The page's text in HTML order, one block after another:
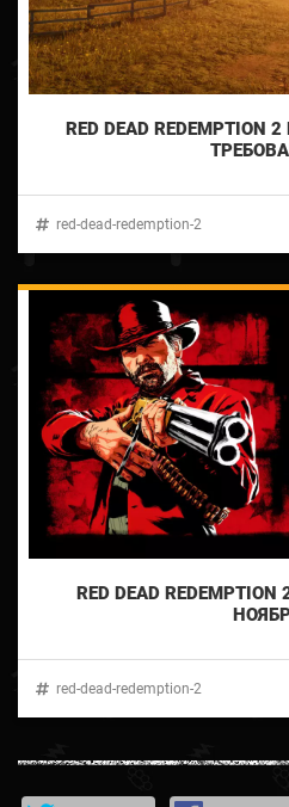
RED DEAD
red-dead-redemption-2
RED DEAD
red-dead-redemption-2